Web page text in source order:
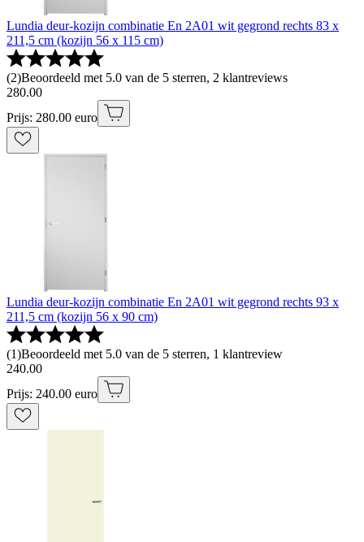
Lundia deur-kozijn combinatie En 2A01 wit gegrond rechts 83 x
211,5 cm (kozijn 56 x 115 cm)
(2)Beoordeeld met 5.0 van de 5 sterren, 2 klantreviews
280.00
Prijs: 280.00 euro
Lundia deur-kozijn combinatie En 2A01 wit gegrond rechts 93 x
211,5 cm (kozijn 56 x 90 cm)
(1)Beoordeeld met 5.0 van de 5 sterren, 1 klantreview
240.00
Prijs: 240.00 euro